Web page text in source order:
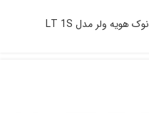
نوک هویه ولر مدل LT 1S